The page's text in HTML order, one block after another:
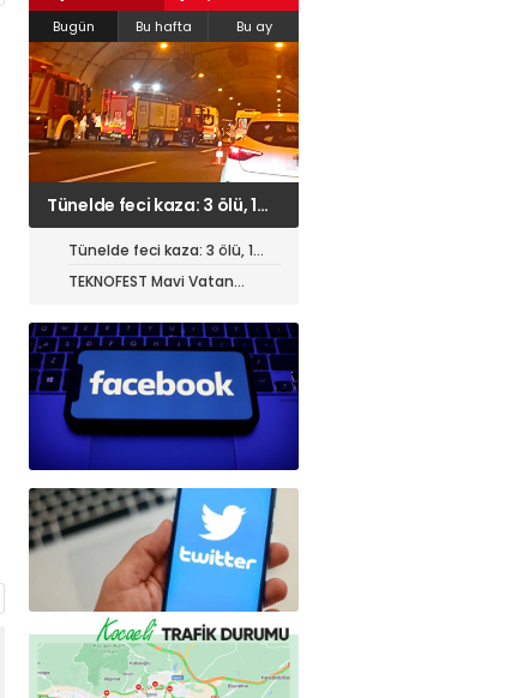
Bugün
Bu hafta Bu ay
TEKNOFEST Mavi Vatan
öncesi toplantı yapıldı
Tünelde feci kaza: 3 ölü, 1
ağır yaralı
TEKNOFEST Mavi Vatan